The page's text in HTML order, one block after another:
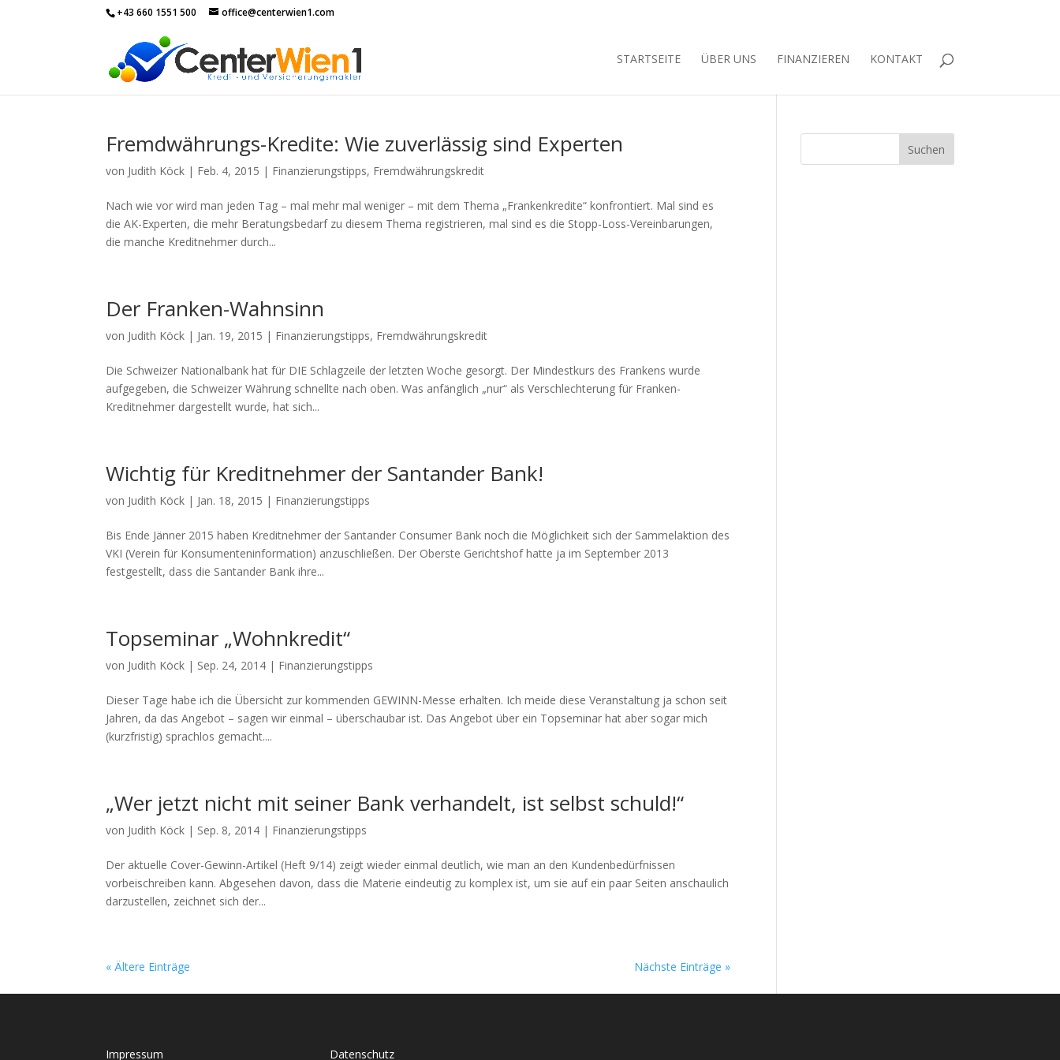
+43 660 1551 500 office@centerwien1.com
STARTSEITE ÜBER UNS FINANZIEREN KONTAKT
Fremdwährungs-Kredite: Wie zuverlässig sind Experten
von Judith Köck | Feb. 4, 2015 | Finanzierungstipps, Fremdwährungskredit
Nach wie vor wird man jeden Tag – mal mehr mal weniger – mit dem Thema „Frankenkredite“ konfrontiert. Mal sind es
die AK-Experten, die mehr Beratungsbedarf zu diesem Thema registrieren, mal sind es die Stopp-Loss-Vereinbarungen,
die manche Kreditnehmer durch...
Der Franken-Wahnsinn
von Judith Köck | Jan. 19, 2015 | Finanzierungstipps, Fremdwährungskredit
Die Schweizer Nationalbank hat für DIE Schlagzeile der letzten Woche gesorgt. Der Mindestkurs des Frankens wurde
aufgegeben, die Schweizer Währung schnellte nach oben. Was anfänglich „nur“ als Verschlechterung für Franken-
Kreditnehmer dargestellt wurde, hat sich...
Wichtig für Kreditnehmer der Santander Bank!
von Judith Köck | Jan. 18, 2015 | Finanzierungstipps
Bis Ende Jänner 2015 haben Kreditnehmer der Santander Consumer Bank noch die Möglichkeit sich der Sammelaktion des
VKI (Verein für Konsumenteninformation) anzuschließen. Der Oberste Gerichtshof hatte ja im September 2013
festgestellt, dass die Santander Bank ihre...
Topseminar „Wohnkredit“
von Judith Köck | Sep. 24, 2014 | Finanzierungstipps
Dieser Tage habe ich die Übersicht zur kommenden GEWINN-Messe erhalten. Ich meide diese Veranstaltung ja schon seit
Jahren, da das Angebot – sagen wir einmal – überschaubar ist. Das Angebot über ein Topseminar hat aber sogar mich
(kurzfristig) sprachlos gemacht....
„Wer jetzt nicht mit seiner Bank verhandelt, ist selbst schuld!“
von Judith Köck | Sep. 8, 2014 | Finanzierungstipps
Der aktuelle Cover-Gewinn-Artikel (Heft 9/14) zeigt wieder einmal deutlich, wie man an den Kundenbedürfnissen
vorbeischreiben kann. Abgesehen davon, dass die Materie eindeutig zu komplex ist, um sie auf ein paar Seiten anschaulich
darzustellen, zeichnet sich der...
« Ältere Einträge Nächste Einträge »
Impressum Datenschutz